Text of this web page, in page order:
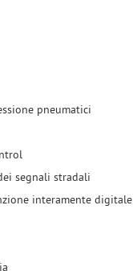
pneumatici
segnali stradali
interamente digitale